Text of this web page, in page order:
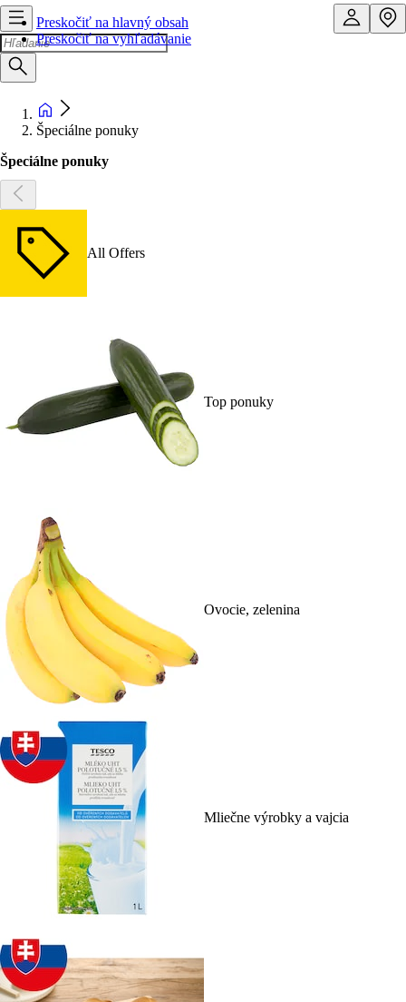
Preskočiť na hlavný obsah
Preskočiť na vyhľadávanie
Špeciálne ponuky
Špeciálne ponuky
All Offers
Top ponuky
Ovocie, zelenina
Mliečne výrobky a vajcia